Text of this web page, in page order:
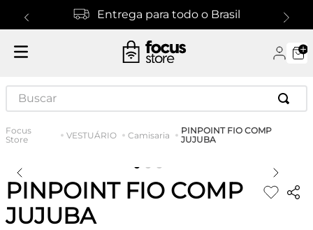
Entrega para todo o Brasil
Buscar
VESTUÁRIO Camisaria
PINPOINT FIO COMP
JUJUBA
PINPOINT FIO COMP
JUJUBA